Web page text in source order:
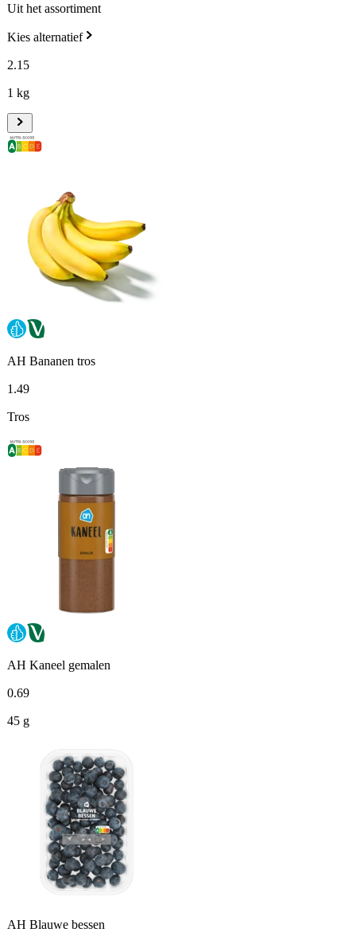
Uit het assortiment
Kies alternatief
2.15
1 kg
AH Bananen tros
1 .49
Tros
AH Kaneel gemalen
0.69
45 g
AH Blauwe bessen